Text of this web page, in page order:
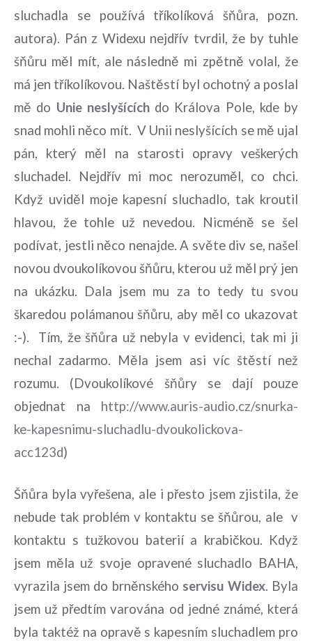
sluchadla se používá tříkolíková šňůra, pozn.
autora). Pán z Widexu nejdřív tvrdil, že by tuhle
šňůru měl mít, ale následně mi zpětně volal, že
má jen tříkolíkovou. Naštěstí byl ochotný a poslal
mě do Unie neslyšícíchdo Králova Pole, kde by
snad mohli něco mít. V Unii neslyšících se mě ujal
pán, který měl na starosti opravy veškerých
sluchadel. Nejdřív mi moc nerozuměl, co chci.
Když uviděl moje kapesní sluchadlo, tak kroutil
hlavou, že tohle už nevedou. Nicméně se šel
podívat, jestli něco nenajde. A světe div se, našel
novou dvoukolíkovou šňůru, kterou už měl prý jen
na ukázku. Dala jsem mu za to tedy tu svou
škaredou polámanou šňůru, aby měl co ukazovat
:-). Tím, že šňůra už nebyla v evidenci, tak mi ji
nechal zadarmo. Měla jsem asi víc štěstí než
rozumu. (Dvoukolíkové šňůry se dají pouze
objednat na http://www.auris-audio.cz/snurka-
ke-kapesnimu-sluchadlu-dvoukolickova-
acc123d)
Šňůra byla vyřešena, ale i přesto jsem zjistila, že
nebude tak problém v kontaktu se šňůrou, ale v
kontaktu s tužkovou baterií a krabičkou. Když
jsem měla už svoje opravené sluchadlo BAHA,
vyrazila jsem do brněnského servisu Widex. Byla
jsem už předtím varována od jedné známé, která
byla taktéž na opravě s kapesním sluchadlem pro